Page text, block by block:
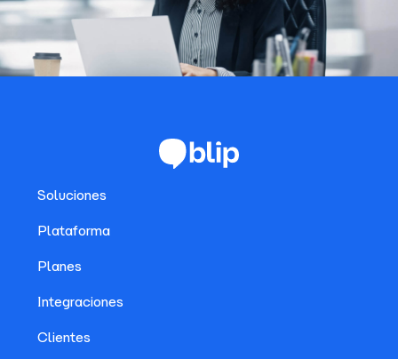
Soluciones
Plataforma
Planes
Integraciones
Clientes